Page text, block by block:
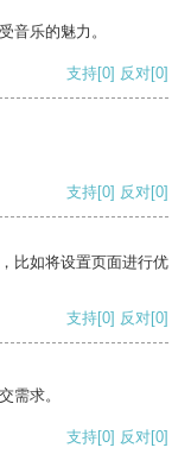
音乐的魅力。
支持[0] 反对[0]
支持[0] 反对[0]
比如将设置页面进行优
支持[0] 反对[0]
需求。
支持[0] 反对[0]